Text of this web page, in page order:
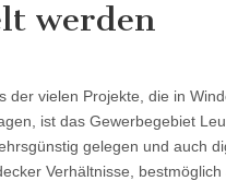
werden
der vielen Projekte, die in
ist das Gewerbegebiet
gelegen und auch
Verhältnisse, bestmöglich